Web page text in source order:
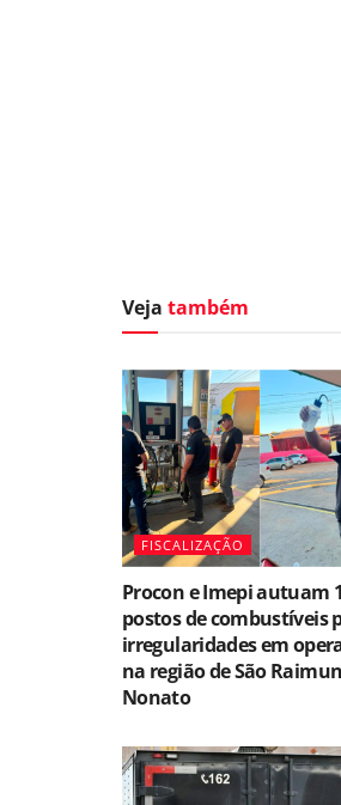
Veja também
FISCALIZAÇÃO
Procon e Imepi autuam
postos de combustíveis
irregularidades em
na região de São
Nonato